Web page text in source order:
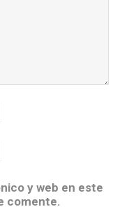
y web en este
comente.